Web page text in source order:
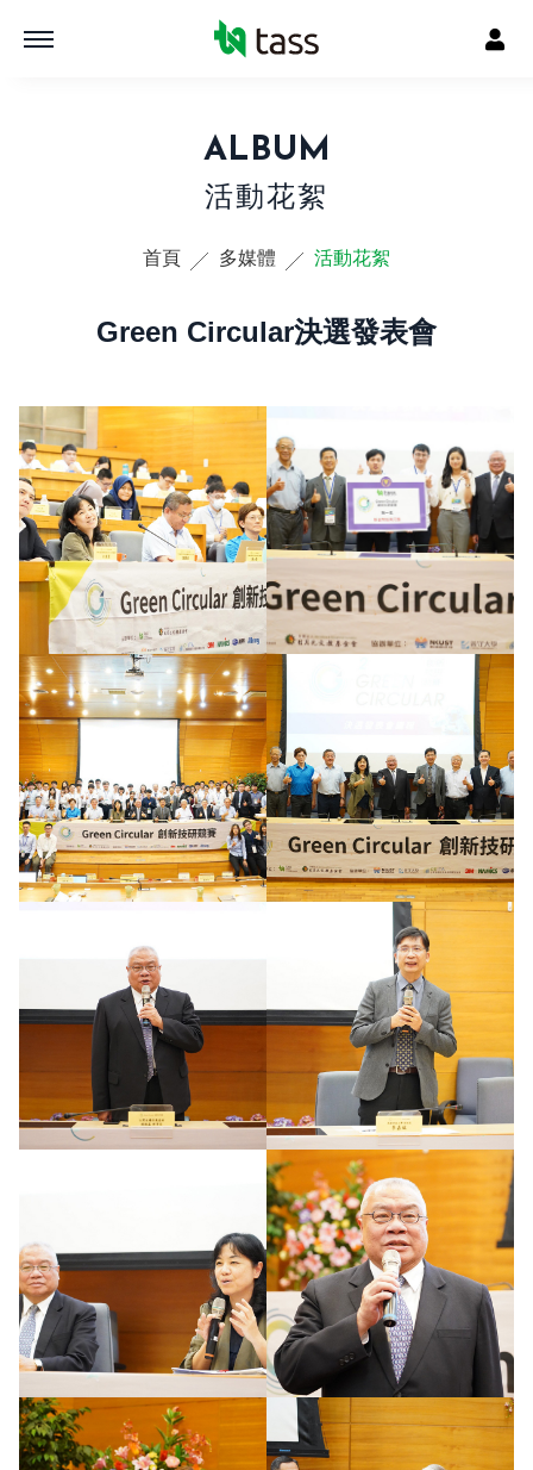
ALBUM
活動花絮
首頁 多媒體 活動花絮
Green Circular決選發表會